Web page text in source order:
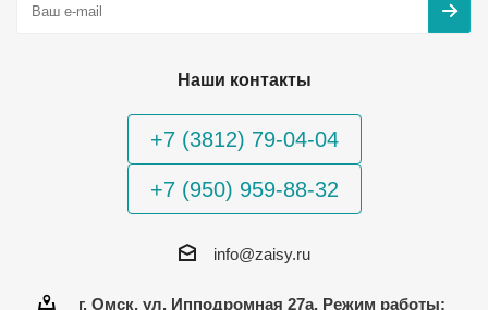
Наши контакты
+7 (3812) 79-04-04
+7 (950) 959-88-32
info@zaisy.ru
г. Омск, ул. Ипподромная 27а, Режим работы: